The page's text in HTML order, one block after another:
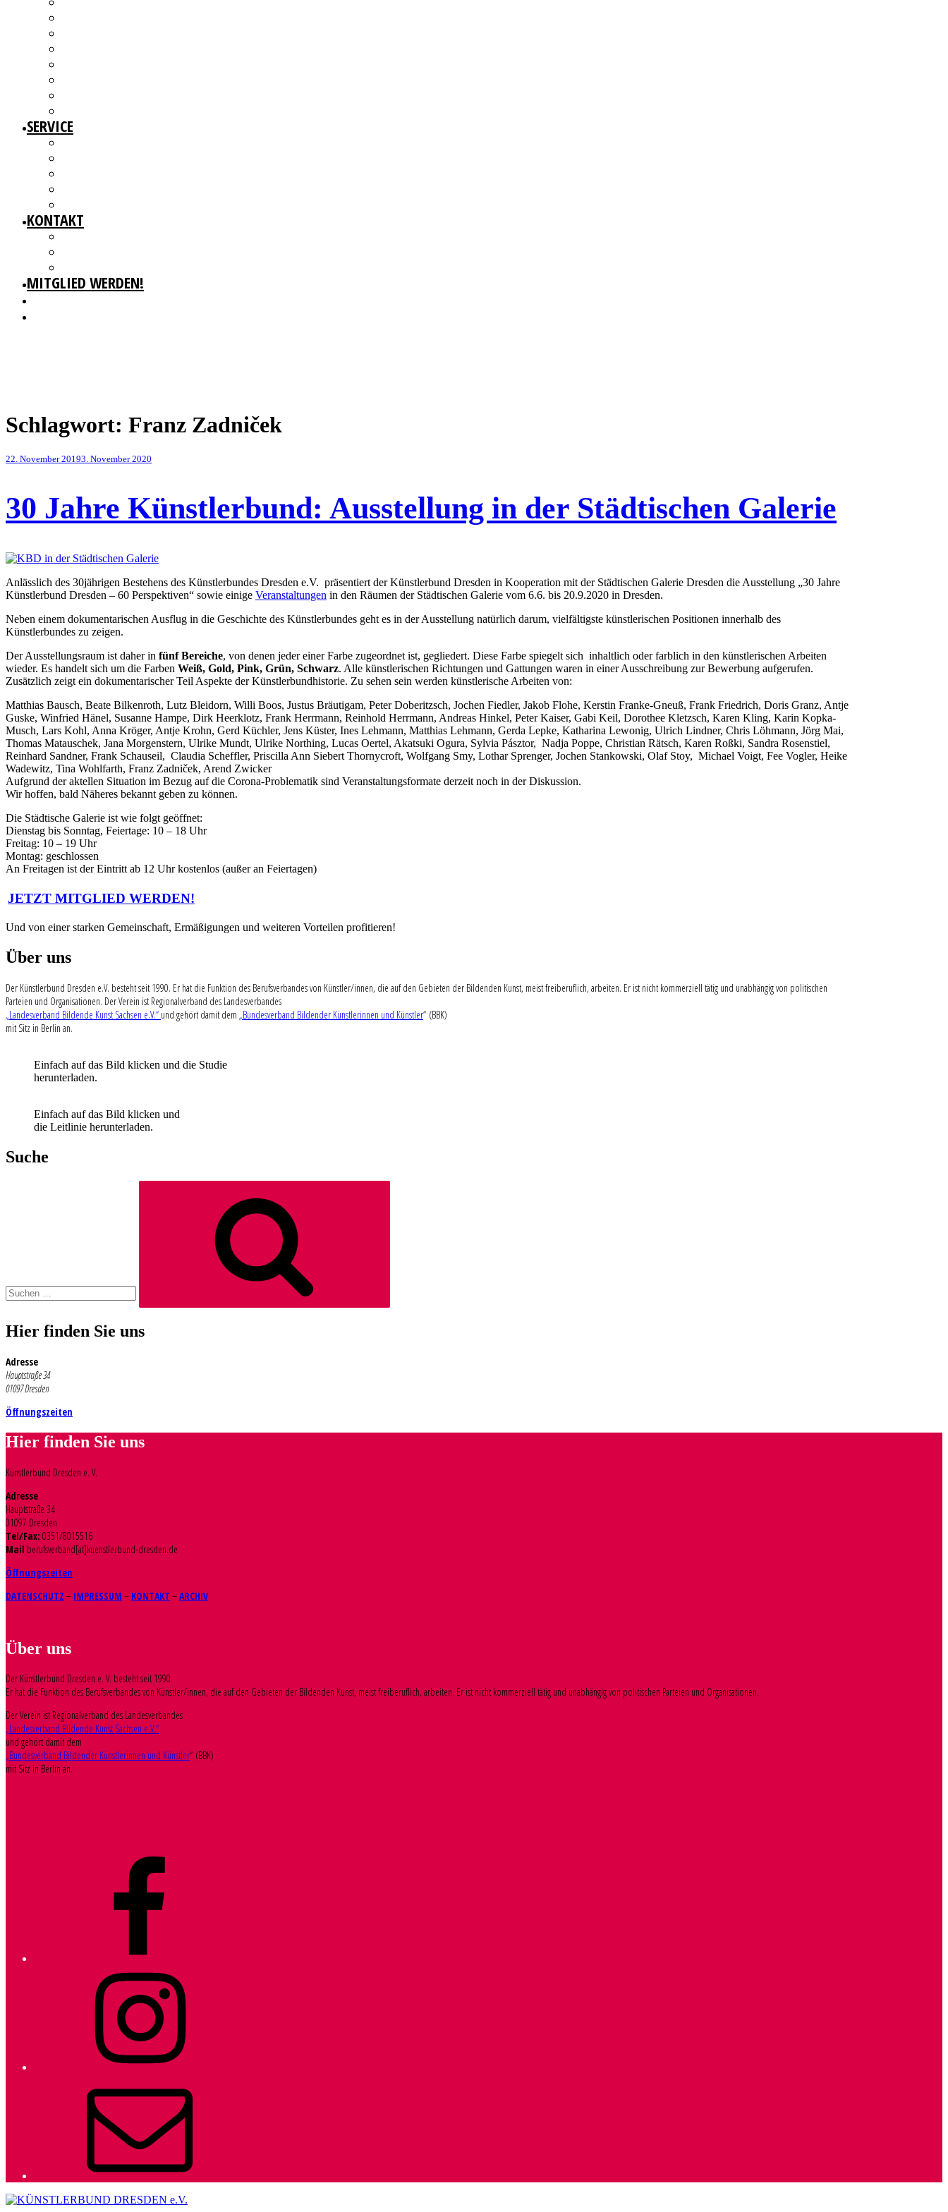
SERVICE
KONTAKT
MITGLIED WERDEN!
Schlagwort: Franz Zadniček
Veröffentlicht
22. November 20193. November 2020
30 Jahre Künstlerbund: Ausstellung in der Städtischen Galerie
Anlässlich des 30jährigen Bestehens des Künstlerbundes Dresden e.V. präsentiert der Künstlerbund Dresden in Kooperation mit der Städtischen Galerie Dresden die Ausstellung „30 Jahre
Künstlerbund Dresden – 60 Perspektiven“ sowie einige Veranstaltungen in den Räumen der Städtischen Galerie vom 6.6. bis 20.9.2020 in Dresden.
Neben einem dokumentarischen Ausflug in die Geschichte des Künstlerbundes geht es in der Ausstellung natürlich darum, vielfältigste künstlerischen Positionen innerhalb des
Künstlerbundes zu zeigen.
Der Ausstellungsraum ist daher in fünf Bereiche, von denen jeder einer Farbe zugeordnet ist, gegliedert. Diese Farbe spiegelt sich inhaltlich oder farblich in den künstlerischen Arbeiten
wieder. Es handelt sich um die Farben Weiß, Gold, Pink, Grün, Schwarz. Alle künstlerischen Richtungen und Gattungen waren in einer Ausschreibung zur Bewerbung aufgerufen.
Zusätzlich zeigt ein dokumentarischer Teil Aspekte der Künstlerbundhistorie. Zu sehen sein werden künstlerische Arbeiten von:
Matthias Bausch, Beate Bilkenroth, Lutz Bleidorn, Willi Boos, Justus Bräutigam, Peter Doberitzsch, Jochen Fiedler, Jakob Flohe, Kerstin Franke-Gneuß, Frank Friedrich, Doris Granz, Antje
Guske, Winfried Hänel, Susanne Hampe, Dirk Heerklotz, Frank Herrmann, Reinhold Herrmann, Andreas Hinkel, Peter Kaiser, Gabi Keil, Dorothee Kletzsch, Karen Kling, Karin Kopka-
Musch, Lars Kohl, Anna Kröger, Antje Krohn, Gerd Küchler, Jens Küster, Ines Lehmann, Matthias Lehmann, Gerda Lepke, Katharina Lewonig, Ulrich Lindner, Chris Löhmann, Jörg Mai,
Thomas Matauschek, Jana Morgenstern, Ulrike Mundt, Ulrike Northing, Lucas Oertel, Akatsuki Ogura, Sylvia Pásztor, Nadja Poppe, Christian Rätsch, Karen Roßki, Sandra Rosenstiel,
Reinhard Sandner, Frank Schauseil, Claudia Scheffler, Priscilla Ann Siebert Thornycroft, Wolfgang Smy, Lothar Sprenger, Jochen Stankowski, Olaf Stoy, Michael Voigt, Fee Vogler, Heike
Wadewitz, Tina Wohlfarth, Franz Zadniček, Arend Zwicker
Aufgrund der aktellen Situation im Bezug auf die Corona-Problematik sind Veranstaltungsformate derzeit noch in der Diskussion.
Wir hoffen, bald Näheres bekannt geben zu können.
Die Städtische Galerie ist wie folgt geöffnet:
Dienstag bis Sonntag, Feiertage: 10 – 18 Uhr
Freitag: 10 – 19 Uhr
Montag: geschlossen
An Freitagen ist der Eintritt ab 12 Uhr kostenlos (außer an Feiertagen)
JETZT MITGLIED WERDEN!
Und von einer starken Gemeinschaft, Ermäßigungen und weiteren Vorteilen profitieren!
Über uns
Der Künstlerbund Dresden e.V. besteht seit 1990. Er hat die Funktion des Berufsverbandes von Künstler/innen, die auf den Gebieten der Bildenden Kunst, meist freiberuflich, arbeiten. Er ist nicht kommerziell tätig und unabhängig von politischen
Parteien und Organisationen. Der Verein ist Regionalverband des Landesverbandes
„Landesverband Bildende Kunst Sachsen e.V.“ und gehört damit dem „Bundesverband Bildender Künstlerinnen und Künstler“ (BBK)
mit Sitz in Berlin an.
Einfach auf das Bild klicken und die Studie
herunterladen.
Einfach auf das Bild klicken und
die Leitlinie herunterladen.
Suche
Hier finden Sie uns
Adresse
Hauptstraße 34
01097 Dresden
Öffnungszeiten
Hier finden Sie uns
Künstlerbund Dresden e. V.
Adresse
Hauptstraße 34
01097 Dresden
Tel/Fax: 0351/8015516
Mail berufsverband[at]kuenstlerbund-dresden.de
Öffnungszeiten
DATENSCHUTZ – IMPRESSUM – KONTAKT –ARCHIV
Über uns
Der Künstlerbund Dresden e. V. besteht seit 1990.
Er hat die Funktion des Berufsverbandes von Künstler/innen, die auf den Gebieten der Bildenden Kunst, meist freiberuflich, arbeiten. Er ist nicht kommerziell tätig und unabhängig von politischen Parteien und Organisationen.
Der Verein ist Regionalverband des Landesverbandes
„Landesverband Bildende Kunst Sachsen e.V.“
und gehört damit dem
„Bundesverband Bildender Künstlerinnen und Künstler“ (BBK)
mit Sitz in Berlin an.